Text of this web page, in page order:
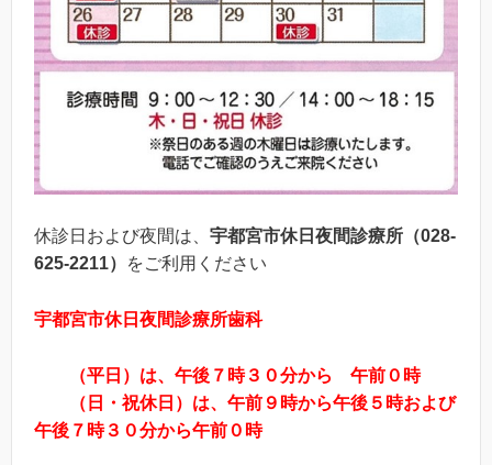
休診日および夜間は、 宇都宮市休日夜間診療所（028-
625-2211） をご利用ください
宇都宮市休日夜間診療所歯科
（平日）は、午後７時３０分から 午前０時
（日・祝休日）は、午前９時から午後５時および
午後７時３０分から午前０時